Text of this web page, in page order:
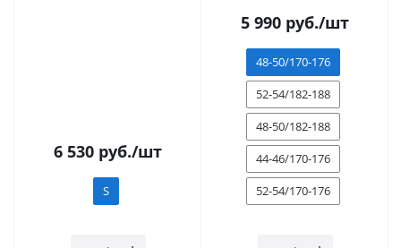
6 530 руб./шт
S
5 990 руб./шт
48-50/170-176
52-54/182-188
48-50/182-188
44-46/170-176
52-54/170-176